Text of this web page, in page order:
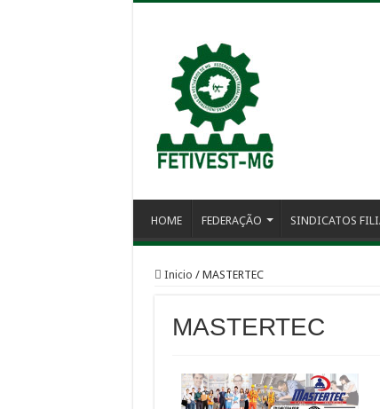
HOME FEDERAÇÃO SINDICATOS
Inicio / MASTERTEC
MASTERTEC